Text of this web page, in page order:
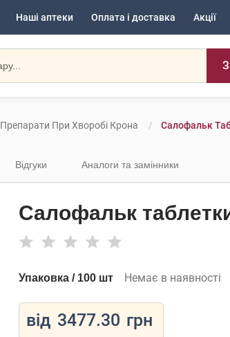
Наші аптеки Оплата і доставка Акції
Препарати При Хворобі Крона Салофальк
Відгуки Аналоги та замінники
Салофальк
Упаковка / 100 шт Немає в наявності
від 3477.30 грн